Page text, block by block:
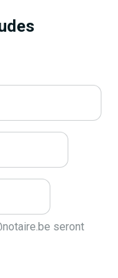
seront